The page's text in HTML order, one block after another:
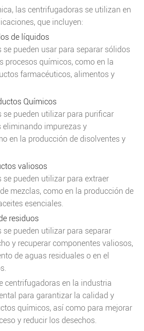
las centrifugadoras se utilizan en
que incluyen:
de líquidos
pueden usar para separar sólidos
procesos químicos, como en la
farmacéuticos, alimentos y
Químicos
se pueden utilizar para purificar
impurezas y
en la producción de disolventes y
valiosos
pueden utilizar para extraer
mezclas, como en la producción de
esenciales.
residuos
pueden utilizar para separar
y recuperar componentes valiosos,
de aguas residuales o en el
centrifugadoras en la industria
para garantizar la calidad y
químicos, así como para mejorar
y reducir los desechos.